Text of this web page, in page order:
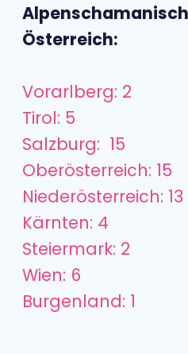
Österreich:
Vorarlberg: 2
Tirol: 5
Salzburg: 15
Oberösterreich: 15
Niederösterreich: 13
Kärnten: 4
Steiermark: 2
Wien: 6
Burgenland: 1